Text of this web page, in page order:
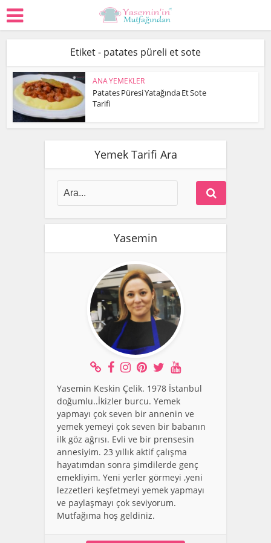
Etiket - patates püreli et sote
ANA YEMEKLER
Patates Püresi Yatağında Et Sote
Tarifi
Yemek Tarifi Ara
Yasemin
Yasemin Keskin Çelik. 1978 İstanbul
doğumlu..İkizler burcu. Yemek
yapmayı çok seven bir annenin ve
yemek yemeyi çok seven bir babanın
ilk göz ağrısı. Evli ve bir prensesin
annesiyim. 23 yıllık aktif çalışma
hayatımdan sonra şimdilerde genç
emekliyim. Yeni yerler görmeyi ,yeni
lezzetleri keşfetmeyi yemek yapmayı
ve paylaşmayı çok seviyorum.
Mutfağıma hoş geldiniz.